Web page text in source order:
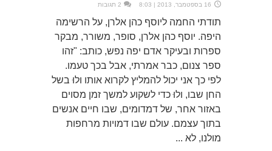
16 בספטמבר, 2013 | 8:03 2 תגובות
תודתי החמה ליוסף כהן אלרן, על הרשימה
היפה. יוסף כהן אלרן, סופר, משורר, מבקר
ספרות ובעיקר אדם יפה נפש, כותב: "זהו
ספר צנום, כבר אמרתי, אבל בכך טעמו.
לפי כך אני יכול להמליץ לקרוא אותו ולוּ בשל
החן שבו, ולוּ כדי לשקוע למשך זמן מסוים
באזור אחר, של דמדומים, שבו חיים אנשים
בתוך עצמם. עולם שבו דמויות מרחפות
מולנו, לא ...